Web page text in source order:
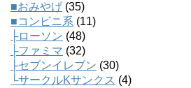
■おみやげ (35)
■コンビニ系 (11)
├ローソン (48)
├ファミマ (32)
├セブンイレブン (30)
└サークルKサンクス (4)